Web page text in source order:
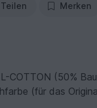
Teilen Merken
COTTON (50%
(für das